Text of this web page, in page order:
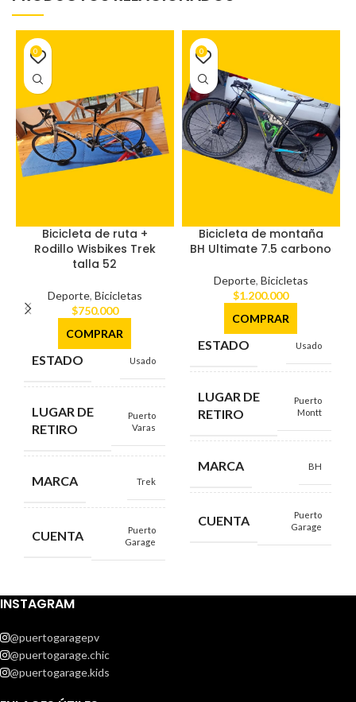
Bicicleta de ruta +
Rodillo Wisbikes Trek
talla 52
Deporte, Bicicletas
$750.000
COMPRAR
ESTADO Usado
LUGAR DE
RETIRO
Puerto
Varas
MARCA Trek
CUENTA
Puerto
Garage
0
Bicicleta de montaña
BH Ultimate 7.5 carbono
Deporte, Bicicletas
$1.200.000
COMPRAR
ESTADO Usado
LUGAR DE
RETIRO
Puerto
Montt
MARCA BH
CUENTA
Puerto
Garage
0
INSTAGRAM
@puertogaragepv
@puertogarage.chic
@puertogarage.kids